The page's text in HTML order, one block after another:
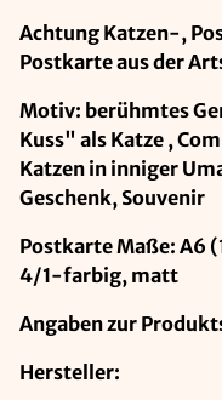
Achtung Katzen-,
Postkarte aus der
Motiv: berühmtes
Kuss" als Katze ,
Katzen in inniger
Geschenk, Souvenir
Postkarte Maße: A6
4/1-farbig, matt
Angaben zur
Hersteller: